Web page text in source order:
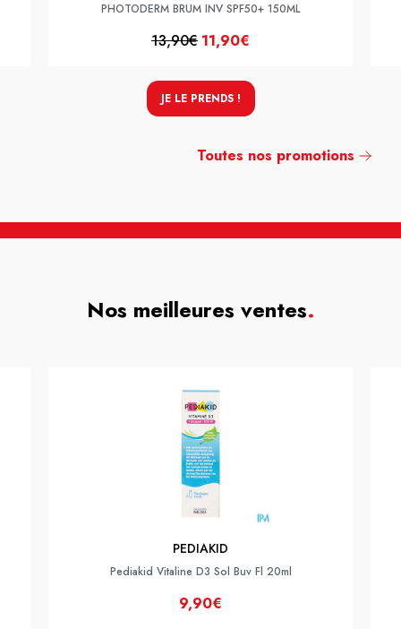
PHOTODERM BRUM INV SPF50+ 150ML
13,90€ 11,90€
JE LE PRENDS !
Toutes nos promotions
Nos meilleures ventes.
PEDIAKID
Pediakid Vitaline D3 Sol Buv Fl 20ml
9,90€